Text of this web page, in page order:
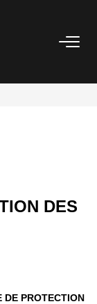
DES
DE PROTECTION